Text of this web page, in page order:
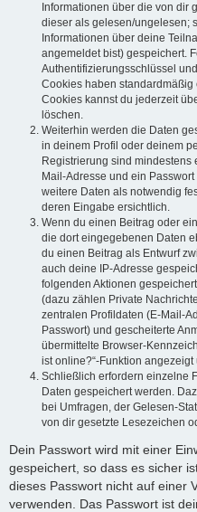
Informationen über die von dir
dieser als gelesen/ungelesen;
Informationen über deine
angemeldet bist) gespeichert.
Authentifizierungsschlüssel
Cookies haben standardmäßig
Cookies kannst du jederzeit
löschen.
Weiterhin werden die Daten
in deinem Profil oder deinem
Registrierung sind
Mail-Adresse und ein
weitere Daten als notwendig
deren Eingabe ersichtlich.
Wenn du einen Beitrag oder
die dort eingegebenen Daten
du einen Beitrag als Entwurf
auch deine IP-Adresse
folgenden Aktionen
(dazu zählen Private
zentralen Profildaten (E-Mail-
Passwort) und gescheiterte
übermittelte Browser-
ist online?“-Funktion
Schließlich erfordern einzelne
Daten gespeichert werden.
bei Umfragen, der Gelesen-
von dir gesetzte Lesezeichen
Dein Passwort wird mit einer
gespeichert, so dass es sicher
dieses Passwort nicht auf einer
verwenden. Das Passwort ist